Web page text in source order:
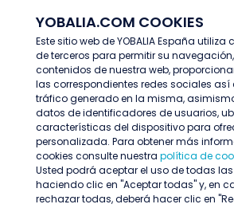
YOBALIA.COM COOKIES
Este sitio web de YOBALIA España
de terceros para permitir su
contenidos de nuestra web,
las correspondientes redes sociales
tráfico generado en la misma,
datos de identificadores de usuarios,
características del dispositivo para
personalizada. Para obtener más
cookies consulte nuestra política de
Usted podrá aceptar el uso de todas
haciendo clic en "Aceptar todas" y, en
rechazar todas, deberá hacer clic en
Últimas ofertas
Oferta no encontrada o ha
proceso de